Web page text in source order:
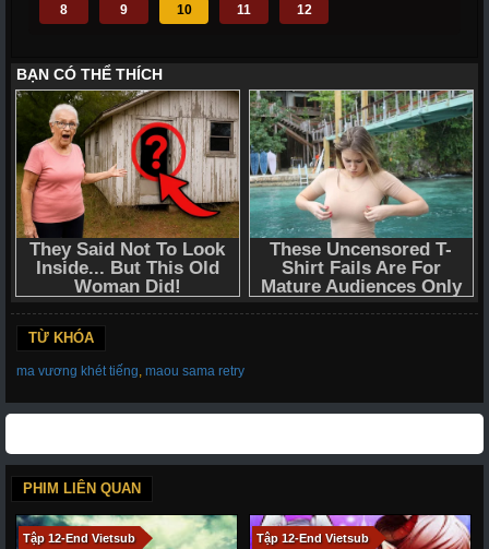
8 9 10 11 12
TỪ KHÓA
ma vương khét tiếng maou sama retry
PHIM LIÊN QUAN
Tập 12-End Vietsub Tập 12-End Vietsub